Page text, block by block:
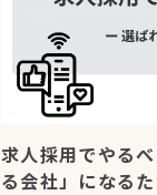
求人採用でやる
る会社」になる